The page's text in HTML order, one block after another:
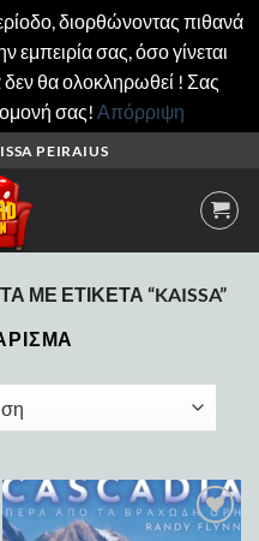
διορθώνοντας πιθανά
εμπειρία σας, όσο γίνεται
θα ολοκληρωθεί ! Σας
σας! Απόρριψη
PEIRAIUS
ΜΕ ΕΤΙΚΈΤΑ “KAISSA”